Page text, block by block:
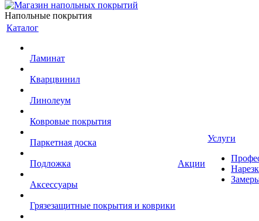
Напольные покрытия
Каталог
Ламинат
Кварцвинил
Линолеум
Ковровые покрытия
Паркетная доска
Подложка
Аксессуары
Грязезащитные покрытия и коврики
Акции
Услуги